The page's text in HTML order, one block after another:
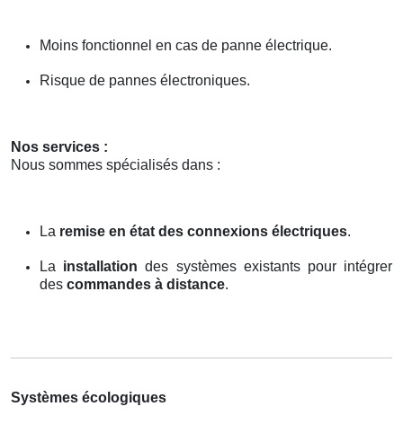
Moins fonctionnel en cas de panne électrique.
Risque de pannes électroniques.
Nos services :
Nous sommes spécialisés dans :
La remise en état des connexions électriques.
La installation des systèmes existants pour intégrer
des commandes à distance.
Systèmes écologiques